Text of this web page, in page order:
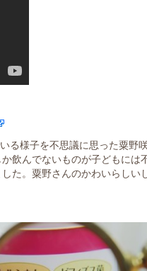
る様子を不思議に思った粟野
飲んでないものが子どもには
た。粟野さんのかわいらしい